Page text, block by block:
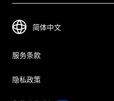
服务条款
隐私政策